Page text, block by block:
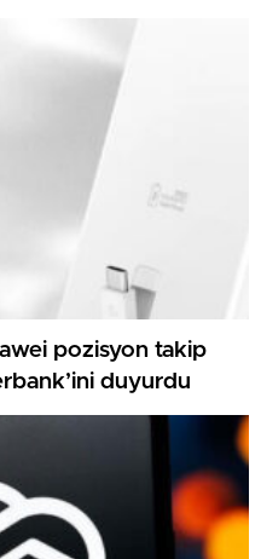
pozisyon takip
duyurdu